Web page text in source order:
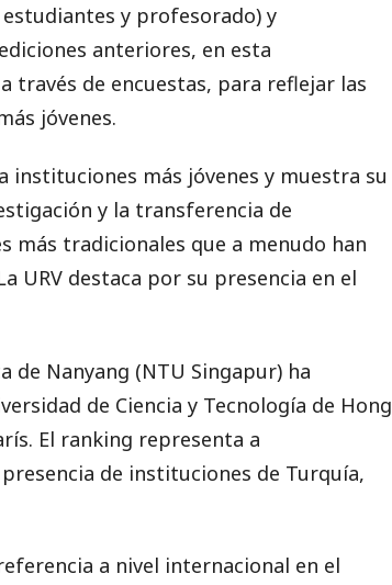
y profesorado) y
anteriores, en esta
través de encuestas, para reflejar las
jóvenes.
instituciones más jóvenes y muestra su
y la transferencia de
más tradicionales que a menudo han
URV destaca por su presencia en el
de Nanyang (NTU Singapur) ha
de Ciencia y Tecnología de Hong
El ranking representa a
de instituciones de Turquía,
a nivel internacional en el